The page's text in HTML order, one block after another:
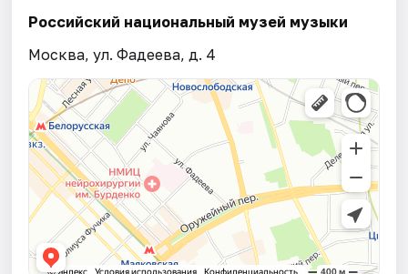
Российский национальный музей музыки
Москва, ул. Фадеева, д. 4